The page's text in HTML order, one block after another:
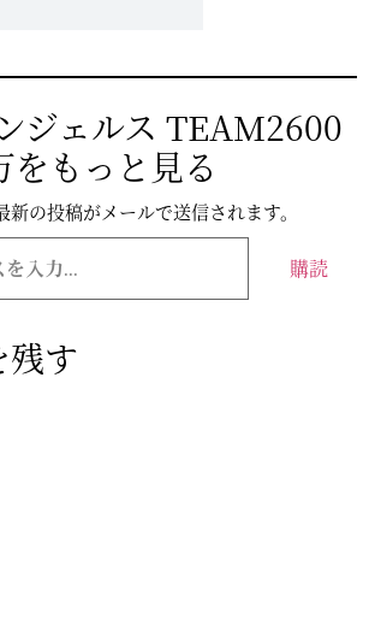
ジェルス TEAM2600
をもっと見る
新の投稿がメールで送信されます。
購読
残す